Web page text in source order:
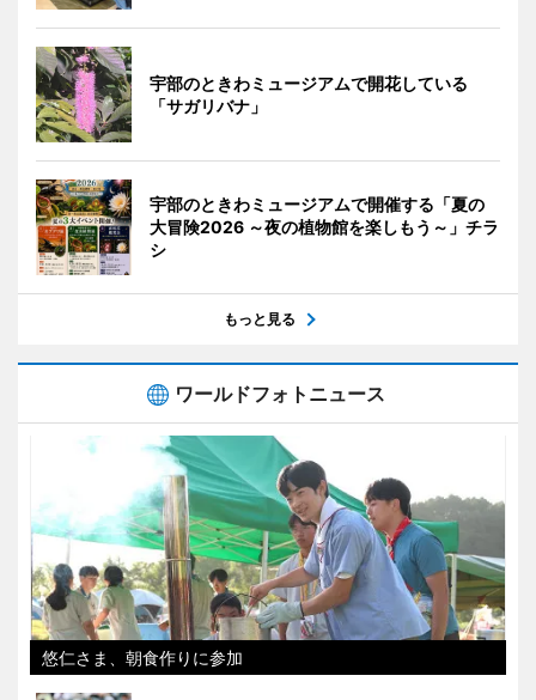
宇部のときわミュージアムで開花している
「サガリバナ」
宇部のときわミュージアムで開催する「夏の
大冒険2026 ～夜の植物館を楽しもう～」チラ
シ
もっと見る
ワールドフォトニュース
悠仁さま、朝食作りに参加